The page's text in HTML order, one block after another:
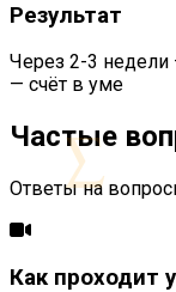
∑
Результат
Через 2-3
— счёт в уме
Частые
Ответы на
Как проходит